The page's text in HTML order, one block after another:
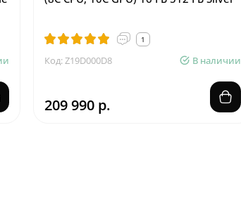
1
Код: Z19D000D8 В наличии
209 990 р.